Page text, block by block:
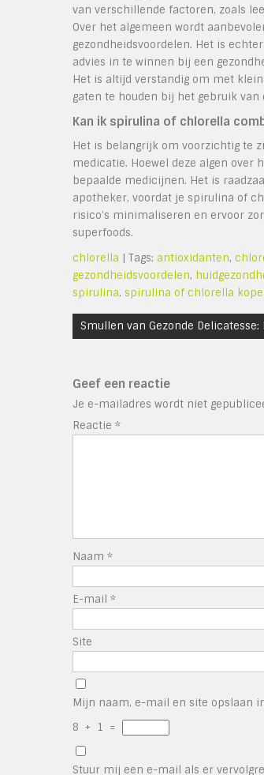
van verschillende factoren, zoals
Over het algemeen wordt
gezondheidsvoordelen. Het is
advies in te winnen bij een
Het is altijd verstandig om met
gaten te houden bij het gebruik van
Kan ik spirulina of chlorella
Het is belangrijk om voorzichtig te
medicatie. Hoewel deze algen
bepaalde medicijnen. Het is
apotheker, voordat je spirulina of
risico’s minimaliseren en ervoor
superfoods.
chlorella | Tags: antioxidanten,
gezondheidsvoordelen,
spirulina, spirulina of chlorella
Bericht
navigatie
Smullen van Gezonde
Geef een reactie
Je e-mailadres wordt niet
Reactie *
Naam *
E-mail *
Site
Mijn naam, e-mail en site opslaan
8 + 1 =
Stuur mij een e-mail als er